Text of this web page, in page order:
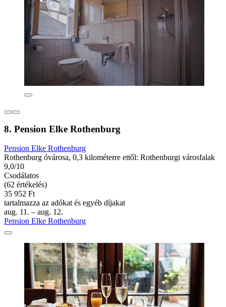
8. Pension Elke Rothenburg
Pension Elke Rothenburg
Rothenburg óvárosa, 0,3 kilométerre ettől: Rothenburgi városfalak
9,0/10
Csodálatos
(62 értékelés)
35 952 Ft
tartalmazza az adókat és egyéb díjakat
aug. 11. – aug. 12.
Pension Elke Rothenburg